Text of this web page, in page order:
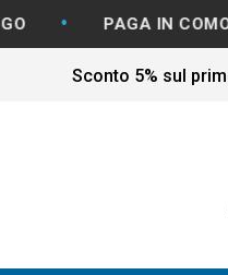
COMODE RATE SENZA
Sconto 5% sul